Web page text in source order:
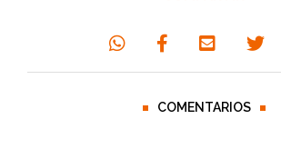
COMENTARIOS